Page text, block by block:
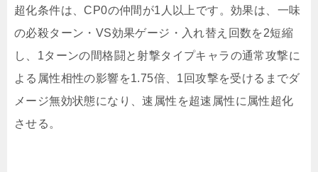
超化条件は、CP0の仲間が1人以上です。効果は、一味
の必殺ターン・VS効果ゲージ・入れ替え回数を2短縮
し、1ターンの間格闘と射撃タイプキャラの通常攻撃に
よる属性相性の影響を1.75倍、1回攻撃を受けるまでダ
メージ無効状態になり、速属性を超速属性に属性超化
させる。